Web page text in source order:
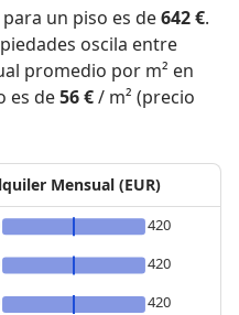
un piso es de642 €.
oscila entre
promedio por m² en
es de56 €/ m² (precio
Mensual (EUR)
420
420
420